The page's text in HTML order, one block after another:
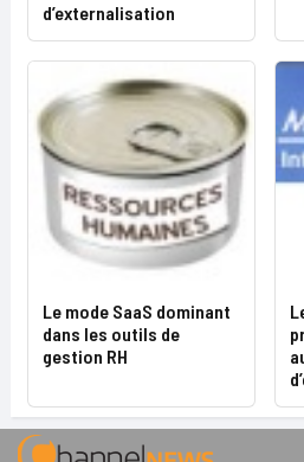
d’externalisation
Le mode SaaS dominant
dans les outils de
gestion RH